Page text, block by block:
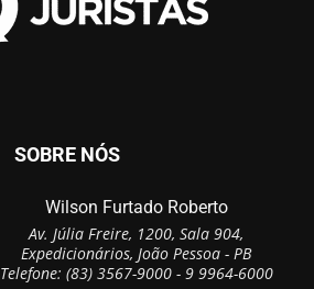
SOBRE NÓS
Wilson Furtado Roberto
Av. Júlia Freire, 1200, Sala 904,
Expedicionários, João Pessoa - PB
Telefone: (83) 3567-9000 - 9 9964-6000